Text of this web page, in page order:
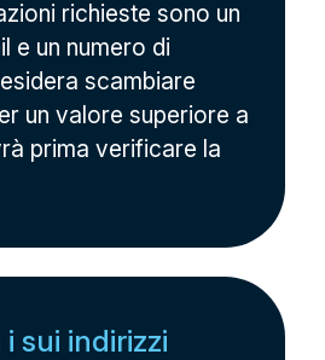
richieste sono un
e un numero di
scambiare
un valore superiore a
prima verificare la
i sui indirizzi